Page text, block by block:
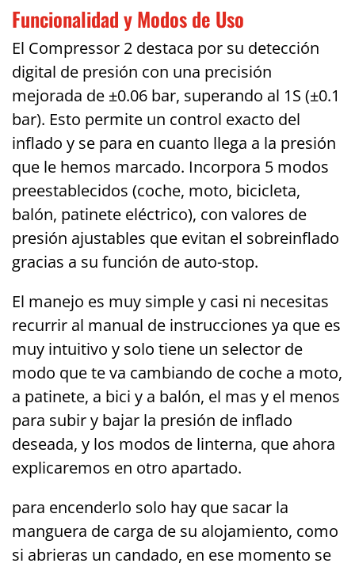
Funcionalidad y Modos de Uso
El Compressor 2 destaca por su detección
digital de presión con una precisión
mejorada de ±0.06 bar, superando al 1S (±0.1
bar). Esto permite un control exacto del
inflado y se para en cuanto llega a la presión
que le hemos marcado. Incorpora 5 modos
preestablecidos (coche, moto, bicicleta,
balón, patinete eléctrico), con valores de
presión ajustables que evitan el sobreinflado
gracias a su función de auto-stop.
El manejo es muy simple y casi ni necesitas
recurrir al manual de instrucciones ya que es
muy intuitivo y solo tiene un selector de
modo que te va cambiando de coche a moto,
a patinete, a bici y a balón, el mas y el menos
para subir y bajar la presión de inflado
deseada, y los modos de linterna, que ahora
explicaremos en otro apartado.
para encenderlo solo hay que sacar la
manguera de carga de su alojamiento, como
si abrieras un candado, en ese momento se